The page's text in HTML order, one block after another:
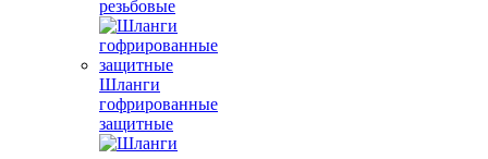
резьбовые
Шланги
гофрированные
защитные